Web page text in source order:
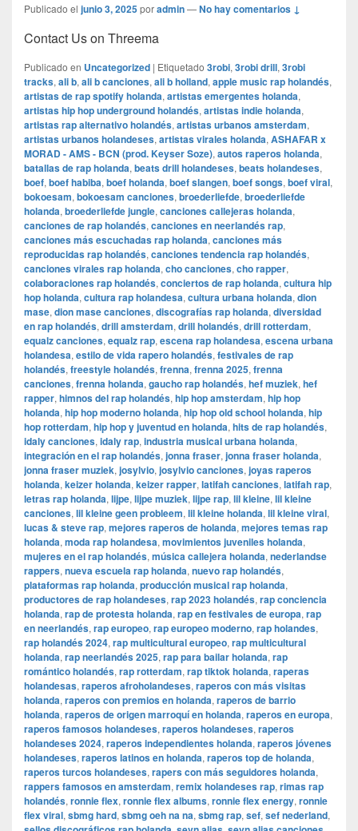
Publicado el junio 3, 2025poradmin—No hay comentarios ↓
Contact Us on Threema
Publicado en Uncategorized | Etiquetado 3robi, 3robi drill, 3robi
tracks, ali b, ali b canciones, ali b holland, apple music rap holandés,
artistas de rap spotify holanda, artistas emergentes holanda,
artistas hip hop underground holandés, artistas indie holanda,
artistas rap alternativo holandés, artistas urbanos amsterdam,
artistas urbanos holandeses, artistas virales holanda, ASHAFAR x
MORAD - AMS - BCN (prod. Keyser Soze), autos raperos holanda,
batallas de rap holanda, beats drill holandeses, beats holandeses,
boef, boef habiba, boef holanda, boef slangen, boef songs, boef viral,
bokoesam, bokoesam canciones, broederliefde, broederliefde
holanda, broederliefde jungle, canciones callejeras holanda,
canciones de rap holandés, canciones en neerlandés rap,
canciones más escuchadas rap holanda, canciones más
reproducidas rap holandés, canciones tendencia rap holandés,
canciones virales rap holanda, cho canciones, cho rapper,
colaboraciones rap holandés, conciertos de rap holanda, cultura hip
hop holanda, cultura rap holandesa, cultura urbana holanda, dion
mase, dion mase canciones, discografías rap holanda, diversidad
en rap holandés, drill amsterdam, drill holandés, drill rotterdam,
equalz canciones, equalz rap, escena rap holandesa, escena urbana
holandesa, estilo de vida rapero holandés, festivales de rap
holandés, freestyle holandés, frenna, frenna 2025, frenna
canciones, frenna holanda, gaucho rap holandés, hef muziek, hef
rapper, himnos del rap holandés, hip hop amsterdam, hip hop
holanda, hip hop moderno holanda, hip hop old school holanda, hip
hop rotterdam, hip hop y juventud en holanda, hits de rap holandés,
idaly canciones, idaly rap, industria musical urbana holanda,
integración en el rap holandés, jonna fraser, jonna fraser holanda,
jonna fraser muziek, josylvio, josylvio canciones, joyas raperos
holanda, keizer holanda, keizer rapper, latifah canciones, latifah rap,
letras rap holanda, lijpe, lijpe muziek, lijpe rap, lil kleine, lil kleine
canciones, lil kleine geen probleem, lil kleine holanda, lil kleine viral,
lucas & steve rap, mejores raperos de holanda, mejores temas rap
holanda, moda rap holandesa, movimientos juveniles holanda,
mujeres en el rap holandés, música callejera holanda, nederlandse
rappers, nueva escuela rap holanda, nuevo rap holandés,
plataformas rap holanda, producción musical rap holanda,
productores de rap holandeses, rap 2023 holandés, rap conciencia
holanda, rap de protesta holanda, rap en festivales de europa, rap
en neerlandés, rap europeo, rap europeo moderno, rap holandes,
rap holandés 2024, rap multicultural europeo, rap multicultural
holanda, rap neerlandés 2025, rap para bailar holanda, rap
romántico holandés, rap rotterdam, rap tiktok holanda, raperas
holandesas, raperos afroholandeses, raperos con más visitas
holanda, raperos con premios en holanda, raperos de barrio
holanda, raperos de origen marroquí en holanda, raperos en europa,
raperos famosos holandeses, raperos holandeses, raperos
holandeses 2024, raperos independientes holanda, raperos jóvenes
holandeses, raperos latinos en holanda, raperos top de holanda,
raperos turcos holandeses, rapers con más seguidores holanda,
rappers famosos en amsterdam, remix holandeses rap, rimas rap
holandés, ronnie flex, ronnie flex albums, ronnie flex energy, ronnie
flex viral, sbmg hard, sbmg oeh na na, sbmg rap, sef, sef nederland,